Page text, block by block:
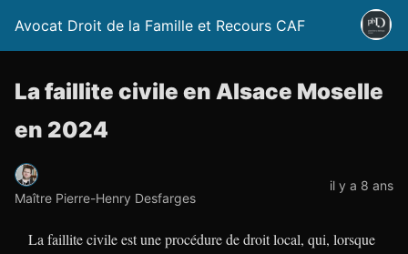
Avocat Droit de la Famille et Recours CAF
La faillite civile en Alsace Moselle
en 2024
Maître Pierre-Henry Desfarges
il y a 8 ans
La faillite civile est une procédure de droit local, qui, lorsque